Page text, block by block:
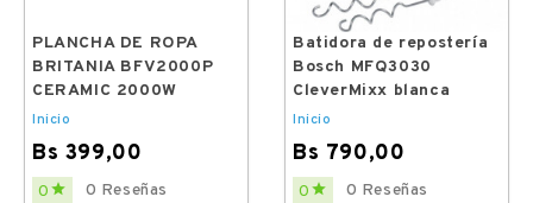
PLANCHA DE ROPA
BRITANIA BFV2000P
CERAMIC 2000W
Inicio
Bs 399,00
Price
0  0 Reseñas
Batidora de repostería
Bosch MFQ3030
CleverMixx blanca
Inicio
Bs 790,00
Price
0  0 Reseñas